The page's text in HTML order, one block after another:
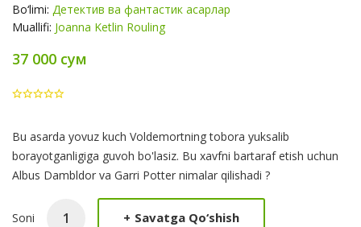
Bo‘limi: Детектив ва фантастик асарлар
Muallifi: Joanna Ketlin Rouling
37 000 сум
Product
Summery
Bu asarda yovuz kuch Voldemortning tobora yuksalib
borayotganligiga guvoh bo'lasiz. Bu xavfni bartaraf etish uchun
Albus Dambldor va Garri Potter nimalar qilishadi ?
Soni + Savatga Qo‘shish